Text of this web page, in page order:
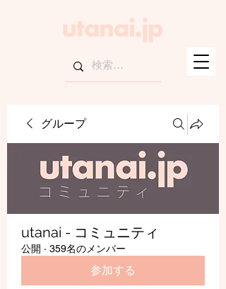
グループ
utanai - コミュニティ
公開 · 359名のメンバー
参加する